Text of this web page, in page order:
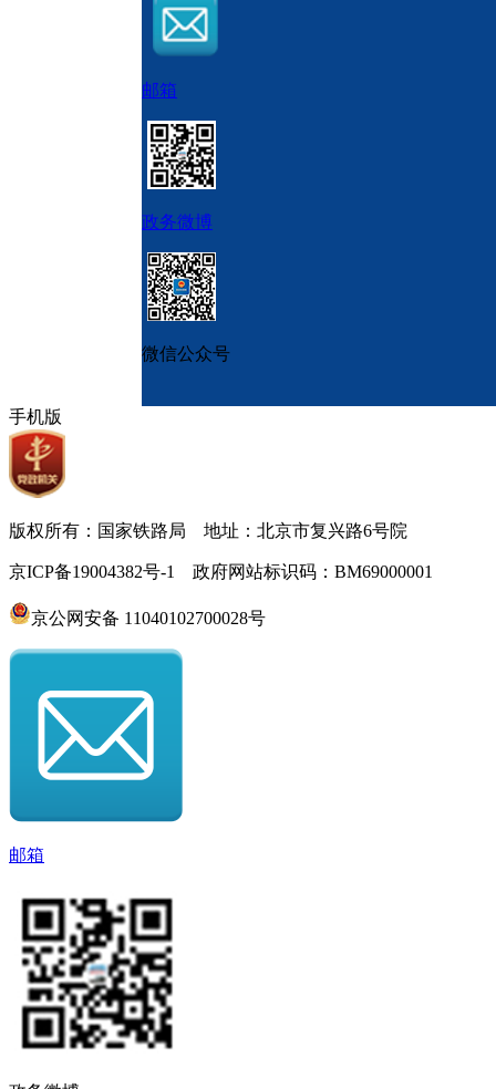
邮箱
政务微博
微信公众号
手机版
版权所有：国家铁路局 地址：北京市复兴路6号院
京ICP备19004382号-1 政府网站标识码：BM69000001
京公网安备 11040102700028号
邮箱